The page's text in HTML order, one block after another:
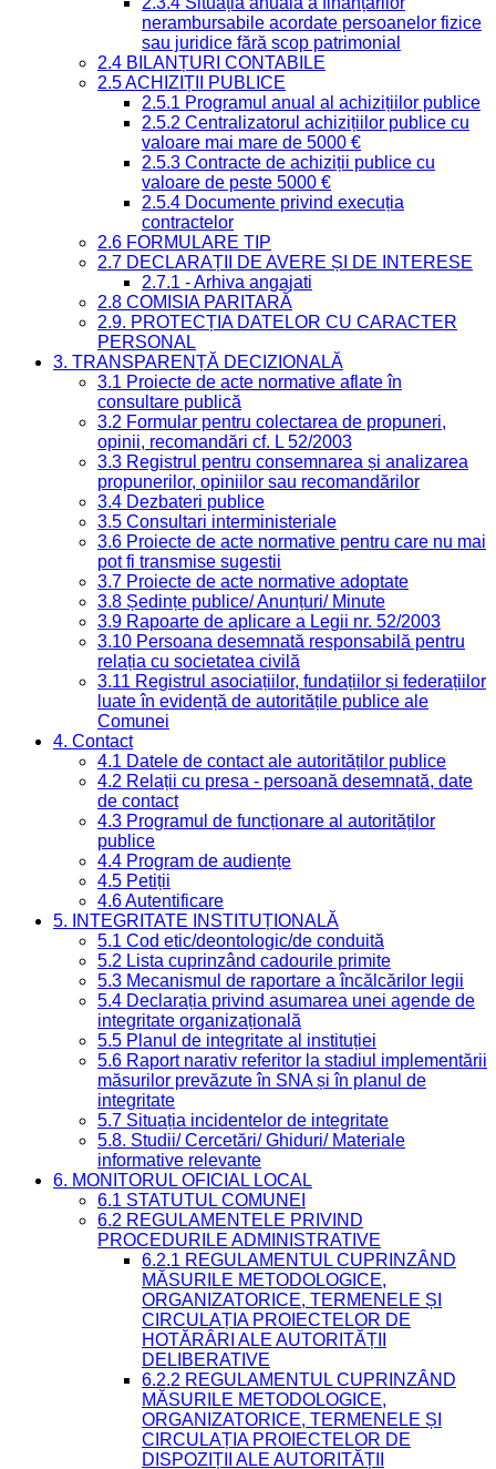
nerambursabile acordate persoanelor fizice
sau juridice fără scop patrimonial
2.4 BILANȚURI CONTABILE
2.5 ACHIZIȚII PUBLICE
2.5.1 Programul anual al achizițiilor publice
2.5.2 Centralizatorul achizițiilor publice cu
valoare mai mare de 5000 €
2.5.3 Contracte de achiziții publice cu
valoare de peste 5000 €
2.5.4 Documente privind execuția
contractelor
2.6 FORMULARE TIP
2.7 DECLARAȚII DE AVERE ȘI DE INTERESE
2.7.1 - Arhiva angajati
2.8 COMISIA PARITARĂ
2.9. PROTECȚIA DATELOR CU CARACTER
PERSONAL
3. TRANSPARENȚĂ DECIZIONALĂ
3.1 Proiecte de acte normative aflate în
consultare publică
3.2 Formular pentru colectarea de propuneri,
opinii, recomandări cf. L 52/2003
3.3 Registrul pentru consemnarea și analizarea
propunerilor, opiniilor sau recomandărilor
3.4 Dezbateri publice
3.5 Consultari interministeriale
3.6 Proiecte de acte normative pentru care nu mai
pot fi transmise sugestii
3.7 Proiecte de acte normative adoptate
3.8 Ședințe publice/ Anunțuri/ Minute
3.9 Rapoarte de aplicare a Legii nr. 52/2003
3.10 Persoana desemnată responsabilă pentru
relația cu societatea civilă
3.11 Registrul asociațiilor, fundațiilor și federațiilor
luate în evidență de autoritățile publice ale
Comunei
4. Contact
4.1 Datele de contact ale autorităților publice
4.2 Relații cu presa - persoană desemnată, date
de contact
4.3 Programul de funcționare al autorităților
publice
4.4 Program de audiențe
4.5 Petiții
4.6 Autentificare
5. INTEGRITATE INSTITUȚIONALĂ
5.1 Cod etic/deontologic/de conduită
5.2 Lista cuprinzând cadourile primite
5.3 Mecanismul de raportare a încălcărilor legii
5.4 Declarația privind asumarea unei agende de
integritate organizațională
5.5 Planul de integritate al instituției
5.6 Raport narativ referitor la stadiul implementării
măsurilor prevăzute în SNA și în planul de
integritate
5.7 Situația incidentelor de integritate
5.8. Studii/ Cercetări/ Ghiduri/ Materiale
informative relevante
6. MONITORUL OFICIAL LOCAL
6.1 STATUTUL COMUNEI
6.2 REGULAMENTELE PRIVIND
PROCEDURILE ADMINISTRATIVE
6.2.1 REGULAMENTUL CUPRINZÂND
MĂSURILE METODOLOGICE,
ORGANIZATORICE, TERMENELE ȘI
CIRCULAȚIA PROIECTELOR DE
HOTĂRÂRI ALE AUTORITĂȚII
DELIBERATIVE
6.2.2 REGULAMENTUL CUPRINZÂND
MĂSURILE METODOLOGICE,
ORGANIZATORICE, TERMENELE ȘI
CIRCULAȚIA PROIECTELOR DE
DISPOZIȚII ALE AUTORITĂȚII